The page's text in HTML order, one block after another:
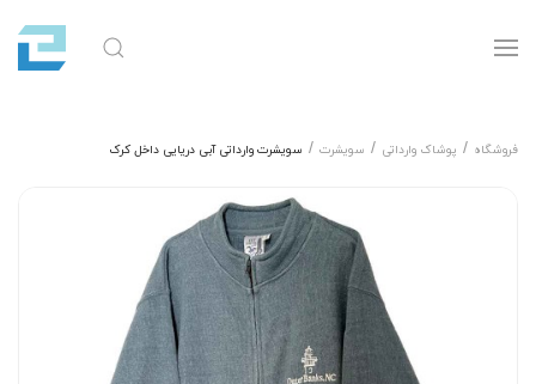
فروشگاه پوشاک وارداتی سویشرت سویشرت وارداتی آبی دریایی داخل کرک